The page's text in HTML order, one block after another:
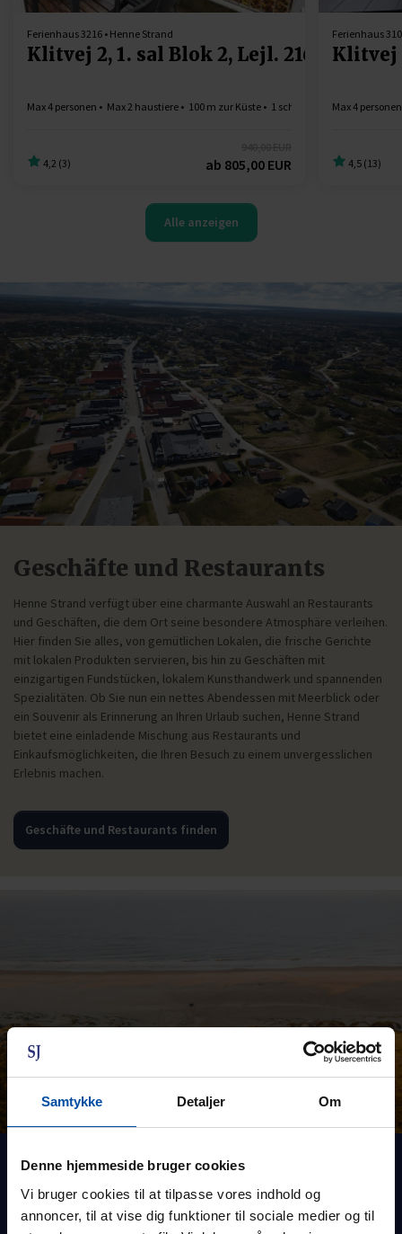
Samtykke Detaljer Om
Denne hjemmeside bruger cookies
Vi bruger cookies til at tilpasse vores indhold og
annoncer, til at vise dig funktioner til sociale medier og til
Ferienhaus 3216 • Henne Strand
Klitvej 2, 1. sal Blok 2, Lejl. 216
Max 4 personen Max 2 haustiere 100 m zur Küste 1 schlafzimmer Gratis Wi-
4,2 (3) ab 805,00 EUR
Ferienhaus
Klitvej
Max 4 personen
4,5 (13)
Alle anzeigen
Geschäfte und Restaurants
Henne Strand verfügt über eine charmante Auswahl an Restaurants
und Geschäften, die dem Ort seine besondere Atmosphäre verleihen.
Hier finden Sie alles, von gemütlichen Lokalen, die frische Gerichte
mit lokalen Produkten servieren, bis hin zu Geschäften mit
einzigartigen Fundstücken, lokalem Kunsthandwerk und spannenden
Spezialitäten. Ob Sie nun ein nettes Abendessen mit Meerblick oder
ein Souvenir als Erinnerung an Ihren Urlaub suchen, Henne Strand
bietet eine einladende Mischung aus Restaurants und
Einkaufsmöglichkeiten, die Ihren Besuch zu einem unvergesslichen
Erlebnis machen.
Geschäfte und Restaurants finden
Strandleben das ganze Jahr über
Henne Strand ist bekannt für seinen schönen Strand, den Sie das
ganze Jahr über genießen können. Sie können einen schönen